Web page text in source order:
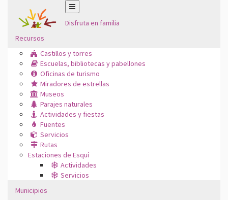
Disfruta en familia
Recursos
Castillos y torres
Escuelas, bibliotecas y pabellones
Oficinas de turismo
Miradores de estrellas
Museos
Parajes naturales
Actividades y fiestas
Fuentes
Servicios
Rutas
Estaciones de Esquí
Actividades
Servicios
Municipios